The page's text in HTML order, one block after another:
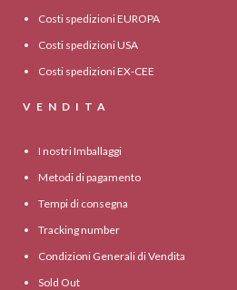
Costi spedizioni EUROPA
Costi spedizioni USA
Costi spedizioni EX-CEE
VENDITA
I nostri Imballaggi
Metodi di pagamento
Tempi di consegna
Tracking number
Condizioni Generali di Vendita
Sold Out